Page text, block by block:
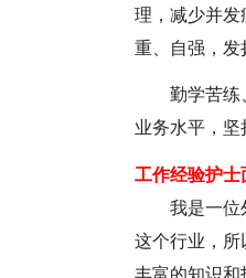
理，减少并发
重、自强，发
勤学苦练
业务水平，坚
工作经验护士
我是一位
这个行业，所
丰富的知识和